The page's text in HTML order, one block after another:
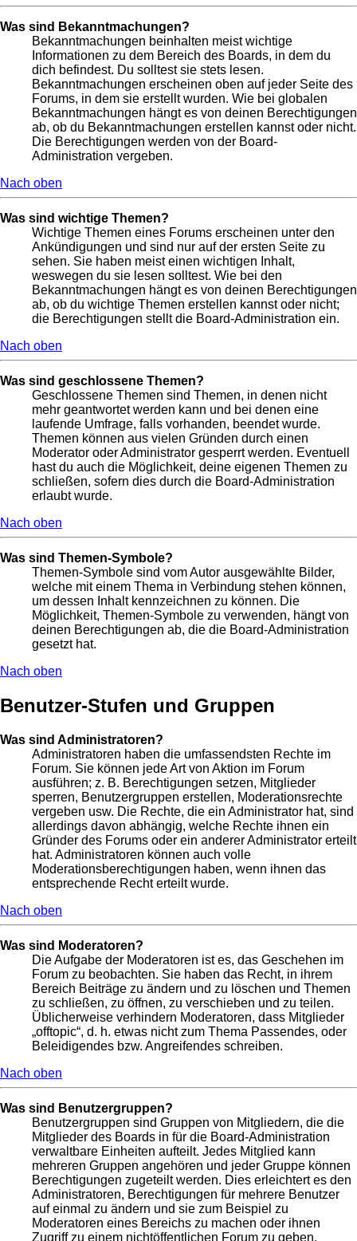
Was sind Bekanntmachungen?
Bekanntmachungen beinhalten meist wichtige
Informationen zu dem Bereich des Boards, in dem du
dich befindest. Du solltest sie stets lesen.
Bekanntmachungen erscheinen oben auf jeder Seite des
Forums, in dem sie erstellt wurden. Wie bei globalen
Bekanntmachungen hängt es von deinen Berechtigungen
ab, ob du Bekanntmachungen erstellen kannst oder nicht.
Die Berechtigungen werden von der Board-
Administration vergeben.
Nach oben
Was sind wichtige Themen?
Wichtige Themen eines Forums erscheinen unter den
Ankündigungen und sind nur auf der ersten Seite zu
sehen. Sie haben meist einen wichtigen Inhalt,
weswegen du sie lesen solltest. Wie bei den
Bekanntmachungen hängt es von deinen Berechtigungen
ab, ob du wichtige Themen erstellen kannst oder nicht;
die Berechtigungen stellt die Board-Administration ein.
Nach oben
Was sind geschlossene Themen?
Geschlossene Themen sind Themen, in denen nicht
mehr geantwortet werden kann und bei denen eine
laufende Umfrage, falls vorhanden, beendet wurde.
Themen können aus vielen Gründen durch einen
Moderator oder Administrator gesperrt werden. Eventuell
hast du auch die Möglichkeit, deine eigenen Themen zu
schließen, sofern dies durch die Board-Administration
erlaubt wurde.
Nach oben
Was sind Themen-Symbole?
Themen-Symbole sind vom Autor ausgewählte Bilder,
welche mit einem Thema in Verbindung stehen können,
um dessen Inhalt kennzeichnen zu können. Die
Möglichkeit, Themen-Symbole zu verwenden, hängt von
deinen Berechtigungen ab, die die Board-Administration
gesetzt hat.
Nach oben
Benutzer-Stufen und Gruppen
Was sind Administratoren?
Administratoren haben die umfassendsten Rechte im
Forum. Sie können jede Art von Aktion im Forum
ausführen; z. B. Berechtigungen setzen, Mitglieder
sperren, Benutzergruppen erstellen, Moderationsrechte
vergeben usw. Die Rechte, die ein Administrator hat, sind
allerdings davon abhängig, welche Rechte ihnen ein
Gründer des Forums oder ein anderer Administrator erteilt
hat. Administratoren können auch volle
Moderationsberechtigungen haben, wenn ihnen das
entsprechende Recht erteilt wurde.
Nach oben
Was sind Moderatoren?
Die Aufgabe der Moderatoren ist es, das Geschehen im
Forum zu beobachten. Sie haben das Recht, in ihrem
Bereich Beiträge zu ändern und zu löschen und Themen
zu schließen, zu öffnen, zu verschieben und zu teilen.
Üblicherweise verhindern Moderatoren, dass Mitglieder
„offtopic“, d. h. etwas nicht zum Thema Passendes, oder
Beleidigendes bzw. Angreifendes schreiben.
Nach oben
Was sind Benutzergruppen?
Benutzergruppen sind Gruppen von Mitgliedern, die die
Mitglieder des Boards in für die Board-Administration
verwaltbare Einheiten aufteilt. Jedes Mitglied kann
mehreren Gruppen angehören und jeder Gruppe können
Berechtigungen zugeteilt werden. Dies erleichtert es den
Administratoren, Berechtigungen für mehrere Benutzer
auf einmal zu ändern und sie zum Beispiel zu
Moderatoren eines Bereichs zu machen oder ihnen
Zugriff zu einem nichtöffentlichen Forum zu geben.